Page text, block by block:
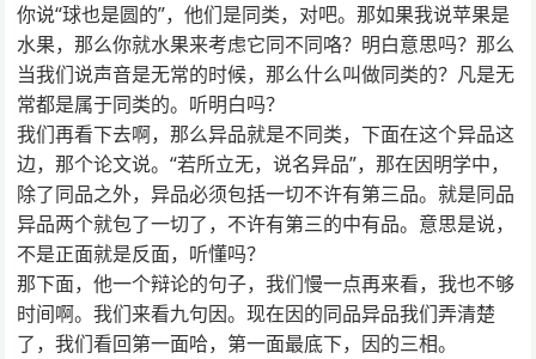
你说“球也是圆的”，他们是同类，对吧。那如果我说苹果是
水果，那么你就水果来考虑它同不同咯？明白意思吗？那么
当我们说声音是无常的时候，那么什么叫做同类的？凡是无
常都是属于同类的。听明白吗？
我们再看下去啊，那么异品就是不同类，下面在这个异品这
边，那个论文说。“若所立无，说名异品”，那在因明学中，
除了同品之外，异品必须包括一切不许有第三品。就是同品
异品两个就包了一切了，不许有第三的中有品。意思是说，
不是正面就是反面，听懂吗？
那下面，他一个辩论的句子，我们慢一点再来看，我也不够
时间啊。我们来看九句因。现在因的同品异品我们弄清楚
了，我们看回第一面哈，第一面最底下，因的三相。